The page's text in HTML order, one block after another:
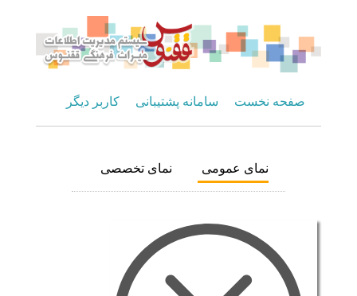
صفحه نخست سامانه پشتیبانی کاربر دیگر
نمای عمومی نمای تخصصی